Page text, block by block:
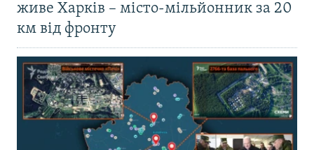
живе Харків – місто-мільйонник за 20
км від фронту